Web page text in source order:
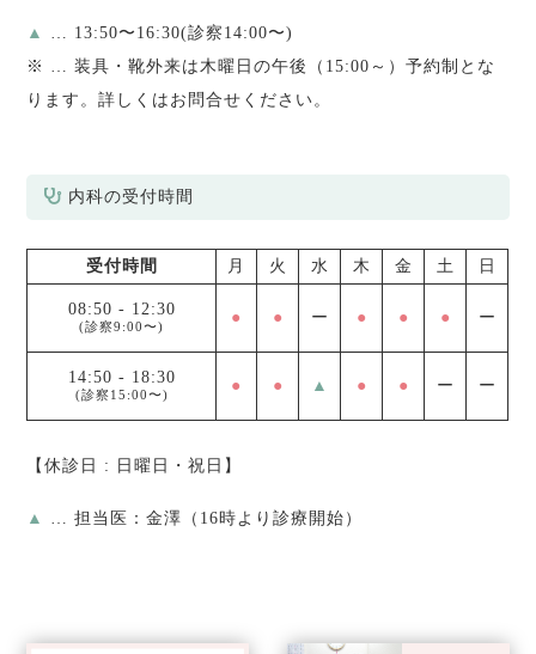
▲
… 13:50〜16:30(診察14:00〜)
※ … 装具・靴外来は木曜日の午後（15:00～）予約制とな
ります。詳しくはお問合せください。
内科の受付時間
受付時間 月 火 水 木 金 土 日
08:50 - 12:30
(診察9:00〜) ● ● ー ● ● ● ー
14:50 - 18:30
(診察15:00〜) ● ● ▲ ● ● ー ー
【休診日 : 日曜日・祝日】
▲ … 担当医：金澤（16時より診療開始）